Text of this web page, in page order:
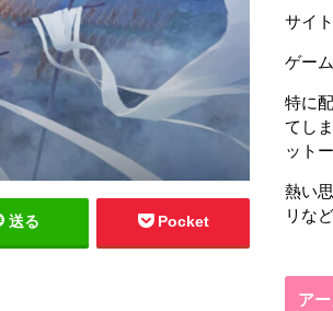
送る Pocket
サイ
ゲー
特に
てし
ット
熱い
リな
ア